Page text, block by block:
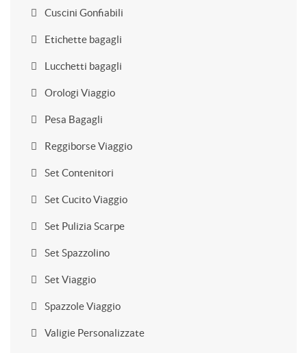
Cuscini Gonfiabili
Etichette bagagli
Lucchetti bagagli
Orologi Viaggio
Pesa Bagagli
Reggiborse Viaggio
Set Contenitori
Set Cucito Viaggio
Set Pulizia Scarpe
Set Spazzolino
Set Viaggio
Spazzole Viaggio
Valigie Personalizzate